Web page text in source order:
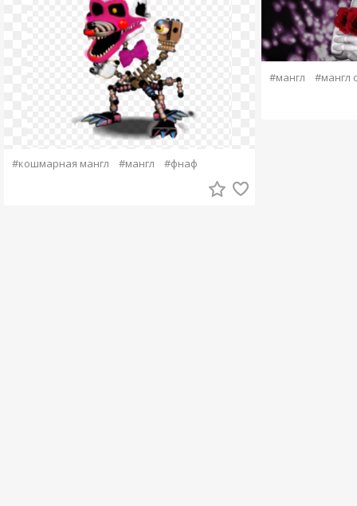
#кошмарная мангл #мангл #фнаф
#мангл #мангл